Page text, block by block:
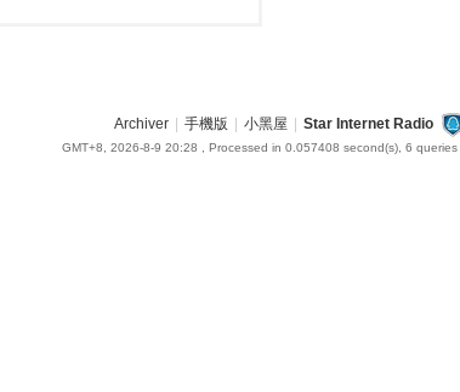
Archiver 手機版 小黑屋 Star Internet Radio
GMT+8, 2026-8-9 20:28 , Processed in 0.057408 second(s), 6 queries .